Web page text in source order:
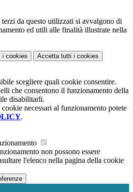
da questo utilizzati si avvalgono di
ed utili alle finalità illustrate nella
i cookies Accetta tutti i cookies
scegliere quali cookie consentire.
che consentono il funzionamento della
disabilitarli.
necessari al funzionamento potete
.
non possono essere
l'elenco nella pagina della cookie